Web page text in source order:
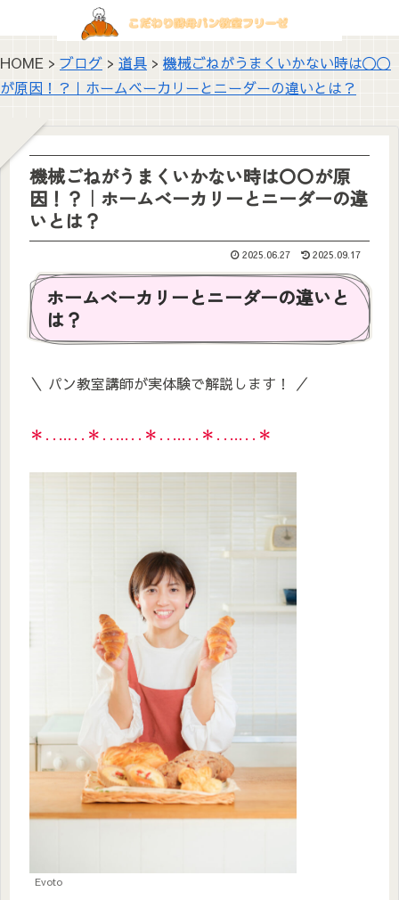
HOME > ブログ > 道具 > 機械ごねがうまくいかない時は〇〇
が原因！？｜ホームベーカリーとニーダーの違いとは？
機械ごねがうまくいかない時は〇〇が原
因！？｜ホームベーカリーとニーダーの違
いとは？
2025.06.27 2025.09.17
ホームベーカリーとニーダーの違いと
は？
＼ パン教室講師が実体験で解説します！ ／
＊‥…‥＊‥…‥＊‥…‥＊‥…‥＊
Evoto